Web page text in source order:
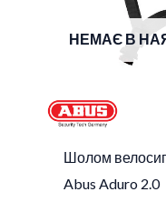
НЕМАЄ В
Шолом
Abus Aduro 2.0